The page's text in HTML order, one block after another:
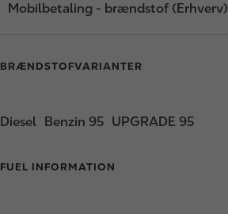
Mobilbetaling - brændstof (Erhverv)
BRÆNDSTOFVARIANTER
Diesel Benzin 95 UPGRADE 95
FUEL INFORMATION